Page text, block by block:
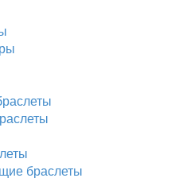
браслеты